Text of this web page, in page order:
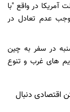
آمریکا در واقع "با
عدم تعادل در
در سفر به چین
های غرب و تنوع
اقتصادی دنبال